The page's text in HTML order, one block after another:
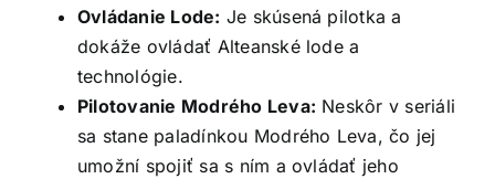
Ovládanie Lode: Je skúsená pilotka a
dokáže ovládať Alteanské lode a
technológie.
Pilotovanie Modrého Leva: Neskôr v seriáli
sa stane paladínkou Modrého Leva, čo jej
umožní spojiť sa s ním a ovládať jeho